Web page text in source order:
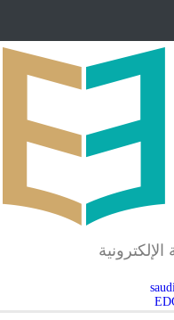
لمجمع تعليمي بالطائف
الأطفال بخصوصية الجسد
الإلكترونية